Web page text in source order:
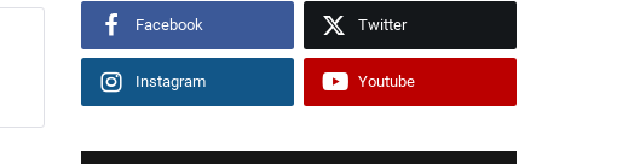
Facebook Twitter
Instagram Youtube